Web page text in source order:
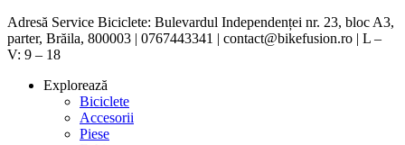
Adresă Service Biciclete: Bulevardul Independenței nr. 23, bloc A3,
parter, Brăila, 800003 | 0767443341 | contact@bikefusion.ro | L –
V: 9 – 18
Explorează
Biciclete
Accesorii
Piese